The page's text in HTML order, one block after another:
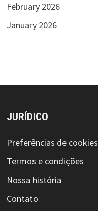
February 2026
January 2026
JURÍDICO
Preferências de cookies
Termos e condições
Nossa história
Contato